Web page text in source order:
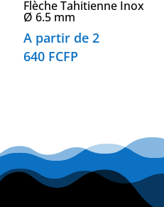
Flèche Tahitienne Inox
Ø 6.5 mm
A partir de2
640 FCFP